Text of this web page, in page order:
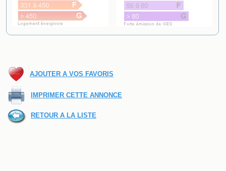
AJOUTER A VOS FAVORIS
IMPRIMER CETTE ANNONCE
RETOUR A LA LISTE